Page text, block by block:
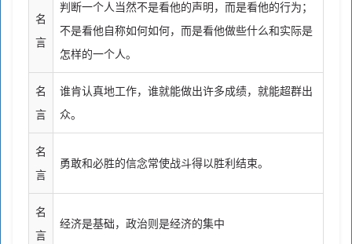
名
言
判断一个人当然不是看他的声明，而是看他的行为；
不是看他自称如何如何，而是看他做些什么和实际是
怎样的一个人。
名
言
谁肯认真地工作，谁就能做出许多成绩，就能超群出
众。
名
言
勇敢和必胜的信念常使战斗得以胜利结束。
名
言
经济是基础，政治则是经济的集中